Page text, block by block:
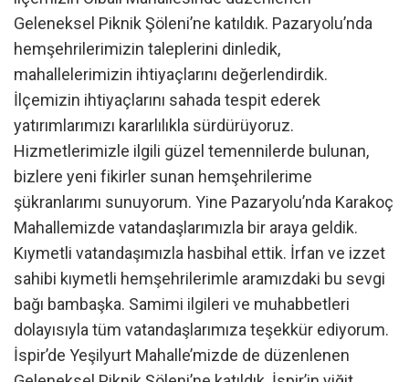
Geleneksel Piknik Şöleni’ne katıldık. Pazaryolu’nda
hemşehrilerimizin taleplerini dinledik,
mahallelerimizin ihtiyaçlarını değerlendirdik.
İlçemizin ihtiyaçlarını sahada tespit ederek
yatırımlarımızı kararlılıkla sürdürüyoruz.
Hizmetlerimizle ilgili güzel temennilerde bulunan,
bizlere yeni fikirler sunan hemşehrilerime
şükranlarımı sunuyorum. Yine Pazaryolu’nda Karakoç
Mahallemizde vatandaşlarımızla bir araya geldik.
Kıymetli vatandaşımızla hasbihal ettik. İrfan ve izzet
sahibi kıymetli hemşehrilerimle aramızdaki bu sevgi
bağı bambaşka. Samimi ilgileri ve muhabbetleri
dolayısıyla tüm vatandaşlarımıza teşekkür ediyorum.
İspir’de Yeşilyurt Mahalle’mizde de düzenlenen